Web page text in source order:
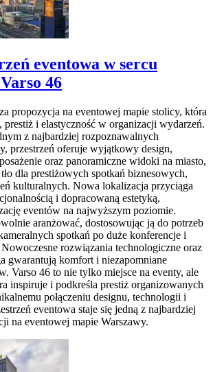
eventowa w sercu
46
propozycja na eventowej mapie stolicy, która
prestiż i elastyczność w organizacji wydarzeń.
z najbardziej rozpoznawalnych
przestrzeń oferuje wyjątkowy design,
oraz panoramiczne widoki na miasto,
dla prestiżowych spotkań biznesowych,
kulturalnych. Nowa lokalizacja przyciąga
i dopracowaną estetyką,
eventów na najwyższym poziomie.
aranżować, dostosowując ją do potrzeb
spotkań po duże konferencje i
rozwiązania technologiczne oraz
gwarantują komfort i niezapomniane
Varso 46 to nie tylko miejsce na eventy, ale
inspiruje i podkreśla prestiż organizowanych
połączeniu designu, technologii i
eventowa staje się jedną z najbardziej
na eventowej mapie Warszawy.